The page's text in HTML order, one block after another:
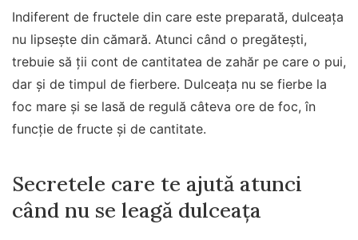
Indiferent de fructele din care este preparată, dulceața
nu lipsește din cămară. Atunci când o pregătești,
trebuie să ții cont de cantitatea de zahăr pe care o pui,
dar și de timpul de fierbere. Dulceața nu se fierbe la
foc mare și se lasă de regulă câteva ore de foc, în
funcție de fructe și de cantitate.
Secretele care te ajută atunci
când nu se leagă dulceața